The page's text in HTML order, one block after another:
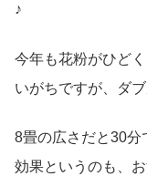
♪
今年も花粉がひど
いがちですが、ダ
8畳の広さだと30分
効果というのも、